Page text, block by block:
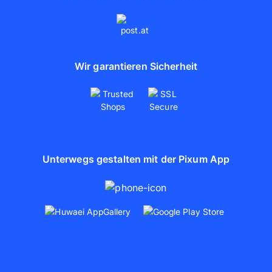
Wir garantieren Sicherheit
Unterwegs gestalten mit der Pixum App